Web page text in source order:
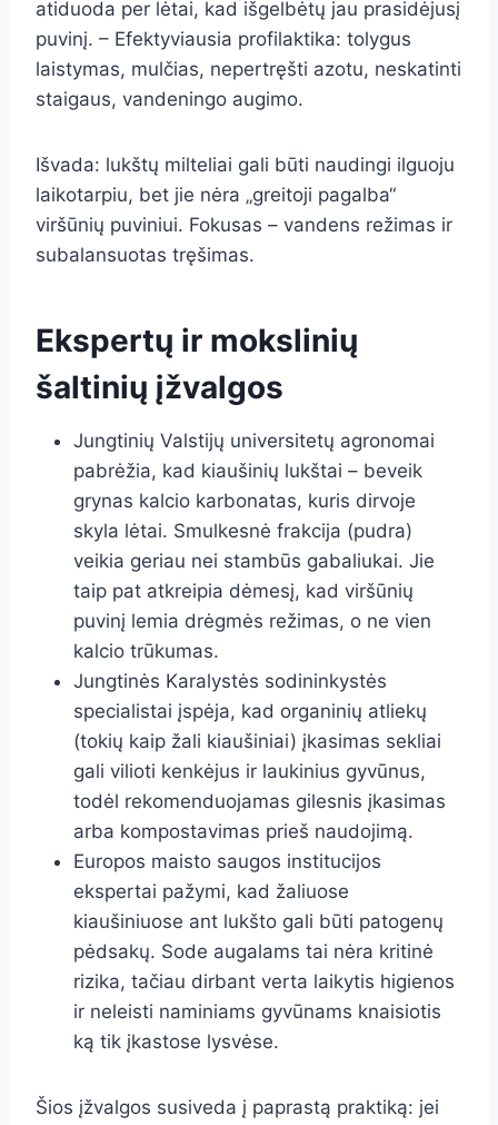
atiduoda per lėtai, kad išgelbėtų jau prasidėjusį
puvinį. – Efektyviausia profilaktika: tolygus
laistymas, mulčias, nepertręšti azotu, neskatinti
staigaus, vandeningo augimo.
Išvada: lukštų milteliai gali būti naudingi ilguoju
laikotarpiu, bet jie nėra „greitoji pagalba“
viršūnių puviniui. Fokusas – vandens režimas ir
subalansuotas tręšimas.
Ekspertų ir mokslinių
šaltinių įžvalgos
Jungtinių Valstijų universitetų agronomai
pabrėžia, kad kiaušinių lukštai – beveik
grynas kalcio karbonatas, kuris dirvoje
skyla lėtai. Smulkesnė frakcija (pudra)
veikia geriau nei stambūs gabaliukai. Jie
taip pat atkreipia dėmesį, kad viršūnių
puvinį lemia drėgmės režimas, o ne vien
kalcio trūkumas.
Jungtinės Karalystės sodininkystės
specialistai įspėja, kad organinių atliekų
(tokių kaip žali kiaušiniai) įkasimas sekliai
gali vilioti kenkėjus ir laukinius gyvūnus,
todėl rekomenduojamas gilesnis įkasimas
arba kompostavimas prieš naudojimą.
Europos maisto saugos institucijos
ekspertai pažymi, kad žaliuose
kiaušiniuose ant lukšto gali būti patogenų
pėdsakų. Sode augalams tai nėra kritinė
rizika, tačiau dirbant verta laikytis higienos
ir neleisti naminiams gyvūnams knaisiotis
ką tik įkastose lysvėse.
Šios įžvalgos susiveda į paprastą praktiką: jei